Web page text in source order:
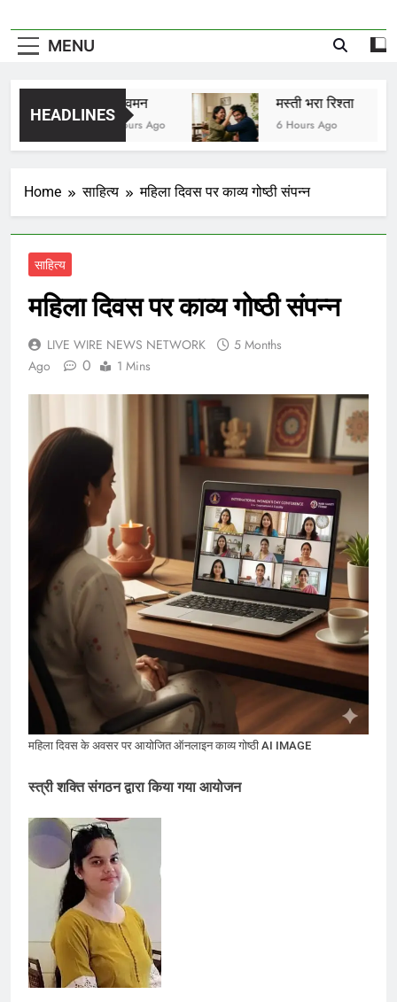
MENU
HEADLINES
6 Hours Ago
मस्ती भरा रिश्ता
6 Hours Ago
Home साहित्य महिला दिवस पर काव्य गोष्ठी संपन्न
साहित्य
महिला दिवस पर काव्य गोष्ठी संपन्न
LIVE WIRE NEWS NETWORK
5 Months
Ago
0 1 Mins
महिला दिवस के अवसर पर आयोजित ऑनलाइन काव्य गोष्ठी AI IMAGE
स्त्री शक्ति संगठन द्वारा किया गया आयोजन